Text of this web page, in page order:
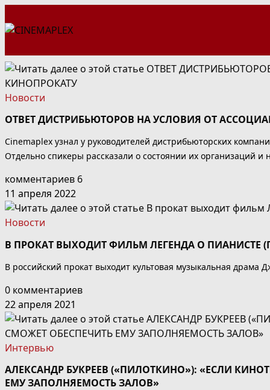
к
Новости
ОТВЕТ ДИСТРИБЬЮТОРОВ НА УСЛОВИЯ ОТ
Cinemaplex узнал у руководителей дистрибьюторских
Отдельно спикеры рассказали о состоянии их организаций
комментариев 6
11 апреля 2022
Новости
В ПРОКАТ ВЫХОДИТ ФИЛЬМ ЛЕГЕНДА О ПИАНИСТЕ
В российский прокат выходит культовая музыкальная драма
0 комментариев
22 апреля 2021
Интервью
АЛЕКСАНДР БУКРЕЕВ («ПИЛОТКИНО»): «ЕСЛИ
ЕМУ ЗАПОЛНЯЕМОСТЬ ЗАЛОВ»